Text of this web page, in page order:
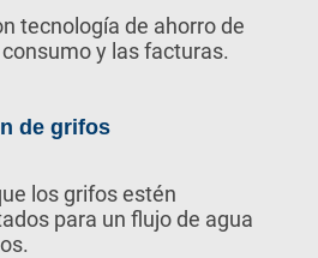
tecnología de ahorro de
y las facturas.
de grifos
los grifos estén
para un flujo de agua